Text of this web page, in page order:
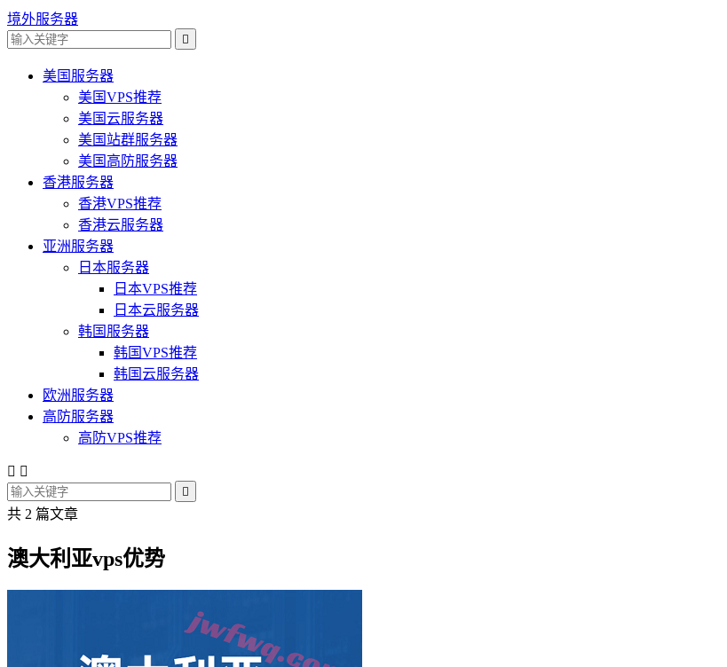
境外服务器

美国服务器
美国VPS推荐
美国云服务器
美国站群服务器
美国高防服务器
香港服务器
香港VPS推荐
香港云服务器
亚洲服务器
日本服务器
日本VPS推荐
日本云服务器
韩国服务器
韩国VPS推荐
韩国云服务器
欧洲服务器
高防服务器
高防VPS推荐
 

共 2 篇文章
澳大利亚vps优势